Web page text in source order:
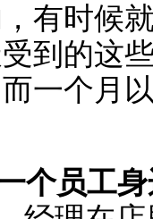
有时候
到的这
一个月
个员工